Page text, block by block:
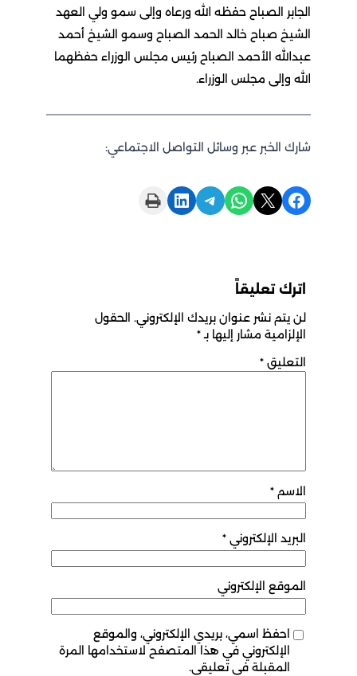
الجابر الصباح حفظه الله ورعاه وإلى سمو ولي العهد
الشيخ صباح خالد الحمد الصباح وسمو الشيخ أحمد
عبدالله الأحمد الصباح رئيس مجلس الوزراء حفظهما
الله وإلى مجلس الوزراء.
شارك الخبر عبر وسائل التواصل الاجتماعي:
Share on Facebook
Share on X
Share on WhatsApp
Share on Telegram
Share on LinkedIn
Print this Page
اترك تعليقاً
لن يتم نشر عنوان بريدك الإلكتروني. الحقول
الإلزامية مشار إليها بـ*
التعليق *
الاسم *
البريد الإلكتروني *
الموقع الإلكتروني
احفظ اسمي، بريدي الإلكتروني، والموقع
الإلكتروني في هذا المتصفح لاستخدامها المرة
المقبلة في تعليقي.